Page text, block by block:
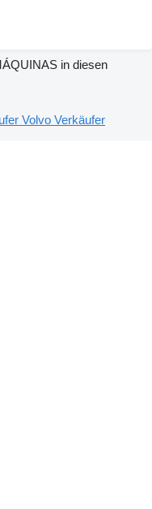
in diesen
Volvo Verkäufer